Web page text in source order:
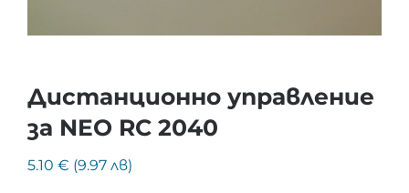
Дистанционно управление
за NEO RC 2040
5.10 € (9.97 лв)